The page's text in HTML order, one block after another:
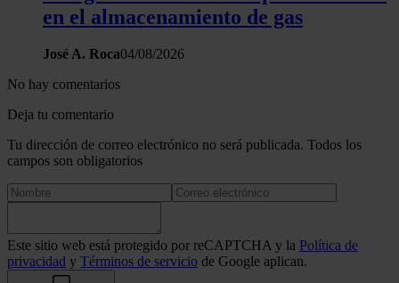
en el almacenamiento de gas
José A. Roca04/08/2026
No hay comentarios
Deja tu comentario
Tu dirección de correo electrónico no será publicada. Todos los
campos son obligatorios
Este sitio web está protegido por reCAPTCHA y la Política de
privacidad y Términos de servicio de Google aplican.